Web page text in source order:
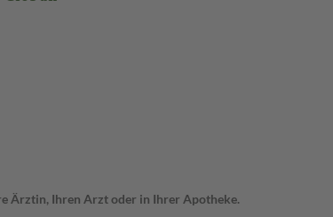
Ärztin, Ihren Arzt oder in Ihrer Apotheke.